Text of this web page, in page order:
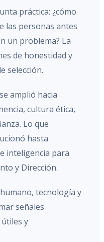
práctica: ¿cómo
las personas antes
un problema? La
de honestidad y
selección.
amplió hacia
cultura ética,
Lo que
hasta
inteligencia para
y Dirección.
tecnología y
señales
y